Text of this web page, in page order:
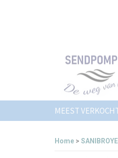
MEEST
Home >